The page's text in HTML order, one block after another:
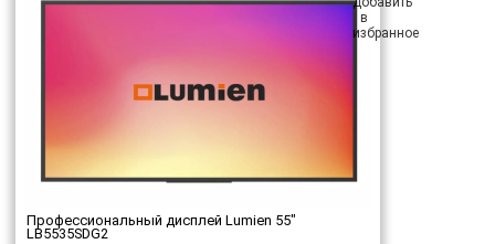
Профессиональный дисплей Lumien 55"
LB5535SDG2